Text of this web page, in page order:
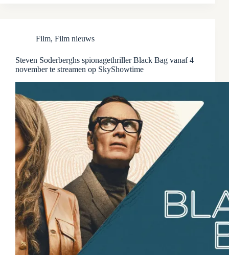
Film, Film nieuws
Steven Soderberghs spionagethriller Black Bag vanaf 4
november te streamen op SkyShowtime